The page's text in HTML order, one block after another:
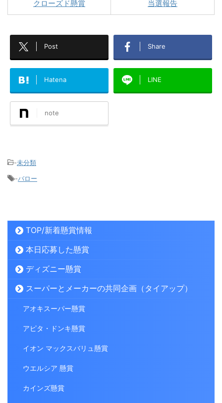
クローズド懸賞 当選報告
Post Share
Hatena LINE
note
-未分類
-バロー
TOP/新着懸賞情報
本日応募した懸賞
ディズニー懸賞
スーパーとメーカーの共同企画（タイアップ）
アオキスーパー懸賞
アピタ・ドンキ懸賞
イオン マックスバリュ懸賞
ウエルシア 懸賞
カインズ懸賞